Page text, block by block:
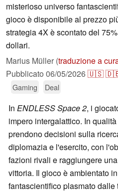
misterioso universo
gioco è disponibile al prezzo
strategia 4X è scontato del
dollari.
Marius Müller (traduzione a
Pubblicato 06/05/2026🇺🇸
Gaming Deal
In ENDLESS Space 2, i
impero intergalattico. In
prendono decisioni sulla
diplomazia e l'esercito, con
fazioni rivali e raggiungere
vittoria. Il gioco è ambientato
fantascientifico plasmato